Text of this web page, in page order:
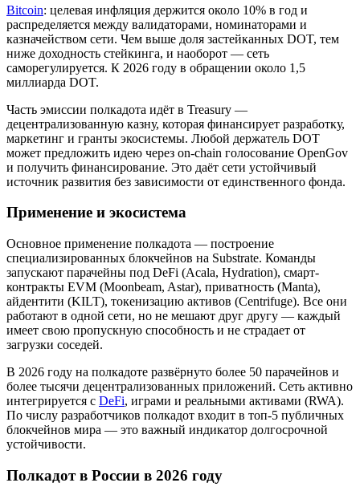
Bitcoin: целевая инфляция держится около 10% в год и
распределяется между валидаторами, номинаторами и
казначейством сети. Чем выше доля застейканных DOT, тем
ниже доходность стейкинга, и наоборот — сеть
саморегулируется. К 2026 году в обращении около 1,5
миллиарда DOT.
Часть эмиссии полкадота идёт в Treasury —
децентрализованную казну, которая финансирует разработку,
маркетинг и гранты экосистемы. Любой держатель DOT
может предложить идею через on-chain голосование OpenGov
и получить финансирование. Это даёт сети устойчивый
источник развития без зависимости от единственного фонда.
Применение и экосистема
Основное применение полкадота — построение
специализированных блокчейнов на Substrate. Команды
запускают парачейны под DeFi (Acala, Hydration), смарт-
контракты EVM (Moonbeam, Astar), приватность (Manta),
айдентити (KILT), токенизацию активов (Centrifuge). Все они
работают в одной сети, но не мешают друг другу — каждый
имеет свою пропускную способность и не страдает от
загрузки соседей.
В 2026 году на полкадоте развёрнуто более 50 парачейнов и
более тысячи децентрализованных приложений. Сеть активно
интегрируется с DeFi, играми и реальными активами (RWA).
По числу разработчиков полкадот входит в топ-5 публичных
блокчейнов мира — это важный индикатор долгосрочной
устойчивости.
Полкадот в России в 2026 году